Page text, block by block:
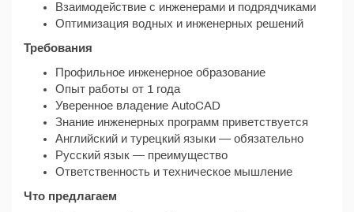
Взаимодействие с инженерами и подрядчиками
Оптимизация водных и инженерных решений
Требования
Профильное инженерное образование
Опыт работы от 1 года
Уверенное владение AutoCAD
Знание инженерных программ приветствуется
Английский и турецкий языки — обязательно
Русский язык — преимущество
Ответственность и техническое мышление
Что предлагаем